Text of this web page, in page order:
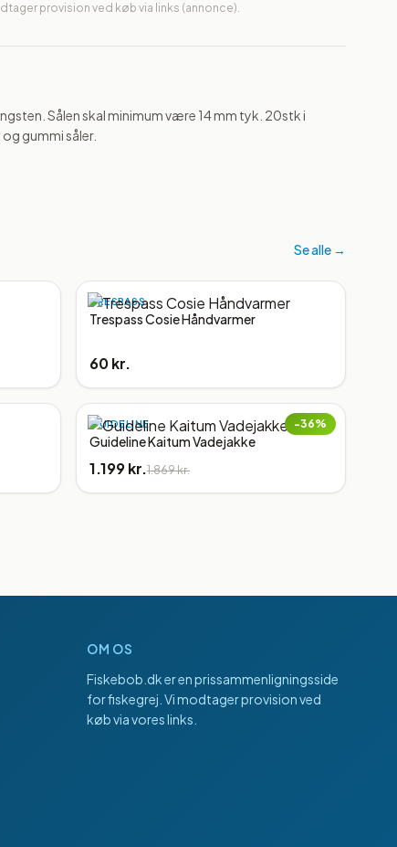
provision ved køb via links (annonce).
Sålen skal minimum være 14 mm tyk. 20stk i
gummi såler.
Se alle →
TRESPASS
Trespass Cosie Håndvarmer
60 kr.
−36%
GUIDELINE
Guideline Kaitum Vadejakke
1.199 kr.1.869 kr.
OM OS
Fiskebob.dker en prissammenligningsside
for fiskegrej. Vi modtager provision ved
køb via vores links.